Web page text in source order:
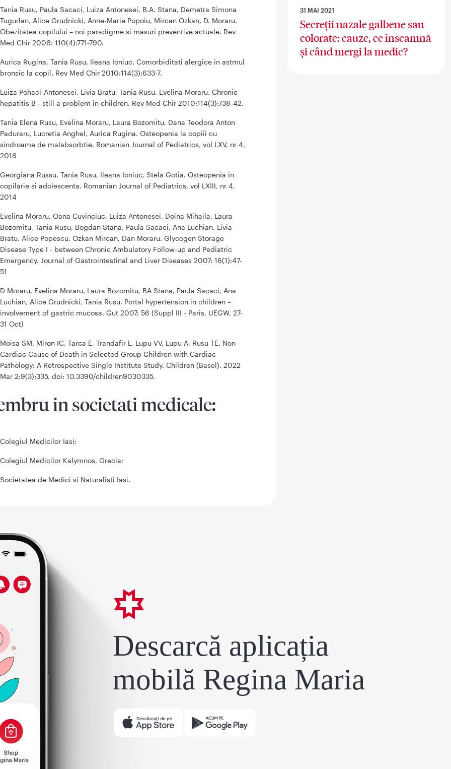
Tania Rusu, Paula Sacaci, Luiza Antonesei, B.A. Stana, Demetra Simona
Tugurlan, Alice Grudnicki, Anne-Marie Popoiu, Mircan Ozkan, D. Moraru.
Obezitatea copilului – noi paradigme si masuri preventive actuale. Rev
Med Chir 2006: 110(4):771-790.
Aurica Rugina, Tania Rusu, Ileana Ioniuc. Comorbiditati alergice in astmul
bronsic la copil. Rev Med Chir 2010:114(3):633-7.
Luiza Pohaci-Antonesei, Livia Bratu, Tania Rusu, Evelina Moraru. Chronic
hepatitis B - still a problem in children. Rev Med Chir 2010:114(3):738-42.
Tania Elena Rusu, Evelina Moraru, Laura Bozomitu, Dana Teodora Anton
Paduraru, Lucretia Anghel, Aurica Rugina. Osteopenia la copiii cu
sindroame de malabsorbtie. Romanian Journal of Pediatrics, vol LXV, nr 4,
2016
Georgiana Russu, Tania Rusu, Ileana Ioniuc, Stela Gotia. Osteopenia in
copilarie si adolescenta. Romanian Journal of Pediatrics, vol LXIII, nr 4,
2014
Evelina Moraru, Oana Cuvinciuc, Luiza Antonesei, Doina Mihaila, Laura
Bozomitu, Tania Rusu, Bogdan Stana, Paula Sacaci, Ana Luchian, Livia
Bratu, Alice Popescu, Ozkan Mircan, Dan Moraru. Glycogen Storage
Disease Type I - between Chronic Ambulatory Follow-up and Pediatric
Emergency. Journal of Gastrointestinal and Liver Diseases 2007: 16(1):47-
51
D Moraru, Evelina Moraru, Laura Bozomitu, BA Stana, Paula Sacaci, Ana
Luchian, Alice Grudnicki, Tania Rusu. Portal hypertension in children –
involvement of gastric mucosa. Gut 2007; 56 (Suppl III - Paris, UEGW, 27-
31 Oct)
Moisa SM, Miron IC, Tarca E, Trandafir L, Lupu VV, Lupu A, Rusu TE. Non-
Cardiac Cause of Death in Selected Group Children with Cardiac
Pathology: A Retrospective Single Institute Study. Children (Basel). 2022
Mar 2;9(3):335. doi: 10.3390/children9030335.
in societati medicale:
Colegiul Medicilor Iasi;
Colegiul Medicilor Kalymnos, Grecia;
Societatea de Medici si Naturalisti Iasi.
31 MAI 2021
Secreții nazale galbene sau
colorate: cauze, ce înseamnă
și când mergi la medic?
Descarcă aplicația
mobilă Regina Maria